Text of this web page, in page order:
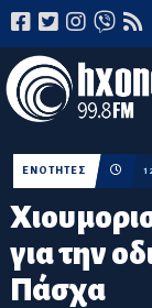
για την
Πάσχα
ΕΝΟΤΗΤΕΣ